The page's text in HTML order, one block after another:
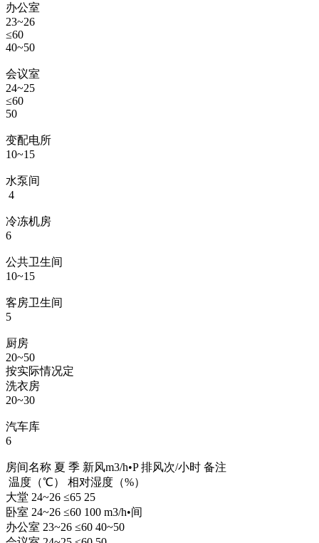
办公室
23~26
≤60
40~50
会议室
24~25
≤60
50
变配电所
10~15
水泵间
4
冷冻机房
6
公共卫生间
10~15
客房卫生间
5
厨房
20~50
按实际情况定
洗衣房
20~30
汽车库
6
房间名称 夏 季 新风m3/h•P 排风次/小时 备注
温度（℃） 相对湿度（%）
大堂 24~26 ≤65 25
卧室 24~26 ≤60 100 m3/h•间
办公室 23~26 ≤60 40~50